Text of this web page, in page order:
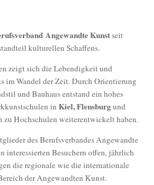
Angewandte Kunstseit
kulturellen Schaffens.
zeigt sich die Lebendigkeit und
im Wandel der Zeit. Durch Orientierung
und Bauhaus entstand ein hohes
in Kiel, Flensburgund
zu Hochschulen weiterentwickelt haben.
des Berufsverbandes Angewandte
interessierten Besuchern offen, jährlich
die regionale wie die internationale
der Angewandten Kunst.